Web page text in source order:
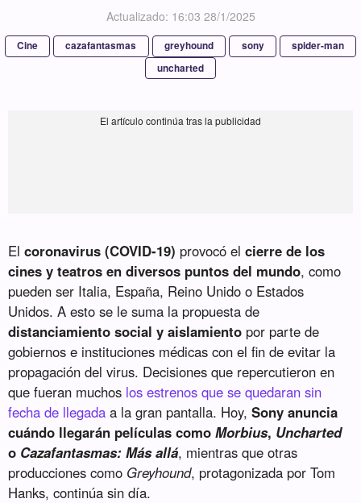
Actualizado: 16:03 28/1/2025
Cine cazafantasmas greyhound sony
spider-man
uncharted
Elcoronavirus (COVID-19) provocó elcierre de los
cines y teatros en diversos puntos del mundo, como
pueden ser Italia, España, Reino Unido o Estados
Unidos. A esto se le suma la propuesta de
distanciamiento social y aislamiento por parte de
gobiernos e instituciones médicas con el fin de evitar la
propagación del virus. Decisiones que repercutieron en
que fueran muchos los estrenos que se quedaran sin
fecha de llegada a la gran pantalla. Hoy,Sony anuncia
cuándo llegarán películas comoMorbius, Uncharted
o Cazafantasmas: Más allá, mientras que otras
producciones como Greyhound, protagonizada por Tom
Hanks, continúa sin día.